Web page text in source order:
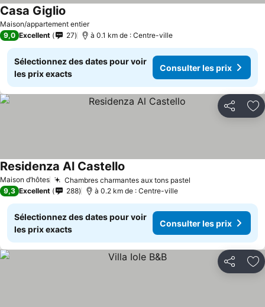
Maison/appartement entier
Casa Giglio
9,0 Excellent 27 à 0.1 km de : Centre-ville
Sélectionnez des dates pour voir
les prix exacts
Consulter les prix
Partager
Maison d’hôtes Chambres charmantes aux tons pastel
Residenza Al Castello
9,3 Excellent 288 à 0.2 km de : Centre-ville
Sélectionnez des dates pour voir
les prix exacts
Consulter les prix
Partager